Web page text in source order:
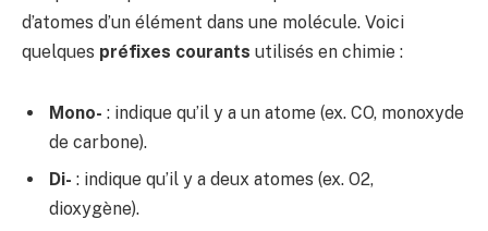
d’atomes d’un élément dans une molécule. Voici
quelques préfixes courants utilisés en chimie :
Mono- : indique qu’il y a un atome (ex. CO, monoxyde
de carbone).
Di- : indique qu’il y a deux atomes (ex. O2,
dioxygène).